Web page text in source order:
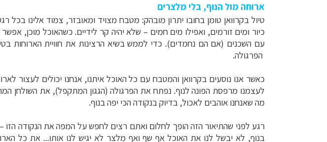
ארוחה מול הנוף, בלי מלצרים
טיול בקרוואן טומן בחובו יתרון מובהק: מטבח מצויד ומאובזר, צמוד אלינו בכל
כיור ומים זורמים, ואפילו מים חמים– שלא יהיה קר לידיים.כשהאוכל מוכן, אפשר
עם השכנים (אם הם נחמדים). כדי לממש בשיא הרצינות את חוויית הארוחות
הפרגולה.
כאשר אנו נוסעים בקרוואן והמטבח עם כל האוכל איתנו, אנחנו יכולים לעצור
לעצמנו מרפסת הפונה לנוף. נפתח את הפרגולה (הגגון המתקפל), את השולחן
מה שאנחנו אוהבים לאכול, בדיוק בנקודה הכי יפה בנוף.
רגע לפני שהתיאור הזה הופך לחלום ואתם רצים לחפש על המפה את הנקודה הזו
בנוף, לא יבשל לנו את האוכל אף שף ואף מלצר לא יגיש לנו אותו... את כל